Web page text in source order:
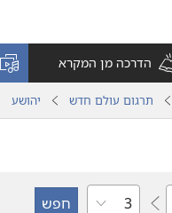
הדרכה מן המקרא
תרגום עולם חדש יהושע
פרק